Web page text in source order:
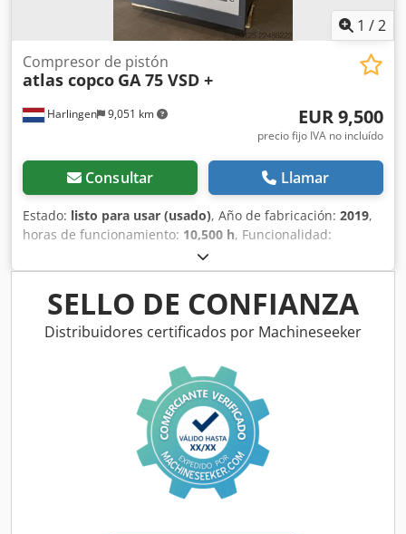
1 /2
Harlingen 9,051 km
Compresor de pistón
atlas copco GA 75 VSD +
EUR 9,500
precio fijo IVA no incluído
Consultar Llamar
Estado: listo para usar (usado), Año de fabricación: 2019,
horas de funcionamiento: 10,500 h, Funcionalidad:
, peso total:
(101.97 CV), caudal volumétrico:476 m³/h, presión (máx.):
13 bar , tipo de refrigeración:aire , Equipamiento:
documentación / manual, placa de características
disponible, Compresor de tornillo en buen estado y
SELLO DE CONFIANZA
Distribuidores certificados por Machineseeker